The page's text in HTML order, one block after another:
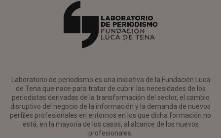
Laboratorio de periodismo es una iniciativa de la Fundación Luca
de Tena que nace para tratar de cubrir las necesidades de los
periodistas derivadas de la transformación del sector, el cambio
disruptivo del negocio de la información y la demanda de nuevos
perfiles profesionales en entornos en los que dicha formación no
está, en la mayoría de los casos, al alcance de los nuevos
profesionales.